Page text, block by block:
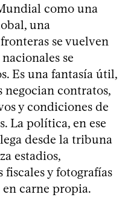
como una
una
se vuelven
se
Es una fantasía útil,
negocian contratos,
y condiciones de
La política, en ese
desde la tribuna
estadios,
fiscales y fotografías
carne propia.